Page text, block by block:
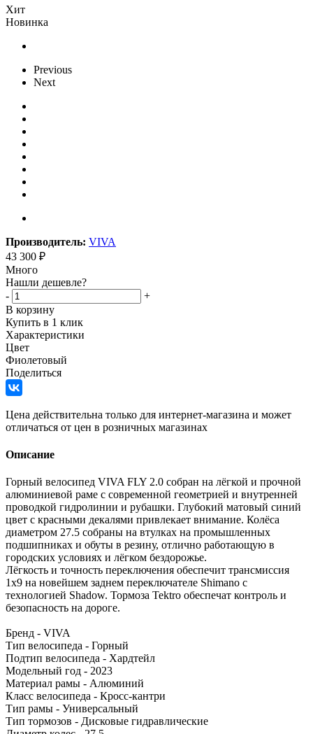
Хит
Новинка
Previous
Next
Производитель: VIVA
43 300 ₽
Много
Нашли дешевле?
-
+
В корзину
Купить в 1 клик
Характеристики
Цвет
Фиолетовый
Поделиться
Цена действительна только для интернет-магазина и может
отличаться от цен в розничных магазинах
Описание
Горный велосипед VIVA FLY 2.0 собран на лёгкой и прочной
алюминиевой раме с современной геометрией и внутренней
проводкой гидролинии и рубашки. Глубокий матовый синий
цвет с красными декалями привлекает внимание. Колёса
диаметром 27.5 собраны на втулках на промышленных
подшипниках и обуты в резину, отлично работающую в
городских условиях и лёгком бездорожье.
Лёгкость и точность переключения обеспечит трансмиссия
1х9 на новейшем заднем переключателе Shimano с
технологией Shadow. Тормоза Tektro обеспечат контроль и
безопасность на дороге.
Бренд - VIVA
Тип велосипеда - Горный
Подтип велосипеда - Хардтейл
Модельный год - 2023
Материал рамы - Алюминий
Класс велосипеда - Кросс-кантри
Тип рамы - Универсальный
Тип тормозов - Дисковые гидравлические